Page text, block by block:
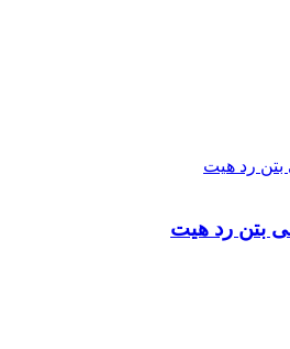
بتن رد هیت